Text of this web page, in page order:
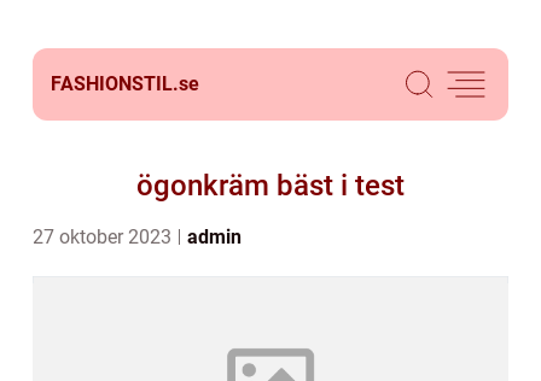
FASHIONSTIL.se
ögonkräm bäst i test
27 oktober 2023 admin